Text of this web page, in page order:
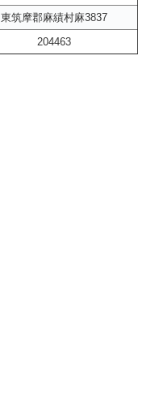
東筑摩郡麻績村麻3837
204463